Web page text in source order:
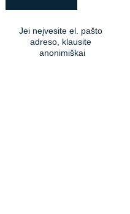
Jei neįvesite el. pašto
adreso, klausite
anonimiškai